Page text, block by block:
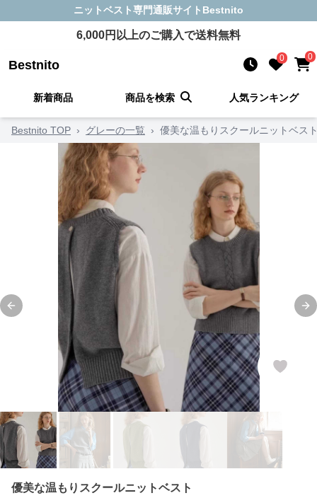
ニットベスト専門通販サイト Bestnito
6,000円以上のご購入で送料無料
Bestnito 0 0
新着商品 商品を検索 人気ランキング
Bestnito TOP › グレーの一覧 › 優美な温もりスクールニットベス
Previous slide
優美な温もりスクールニットベスト